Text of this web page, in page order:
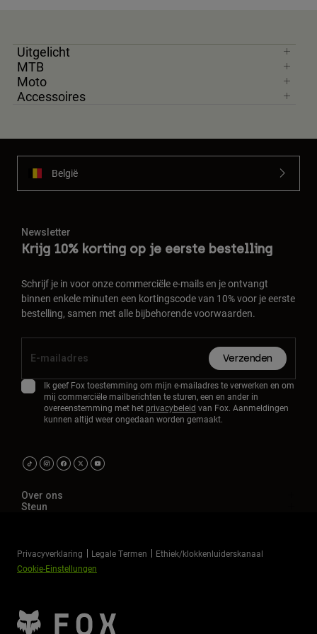
Uitgelicht
MTB
Moto
Accessoires
België
Newsletter
Krijg 10% korting op je eerste bestelling
Schrijf je in voor onze commerciële e-mails en je ontvangt
binnen enkele minuten een kortingscode van 10% voor je eerste
bestelling, samen met alle bijbehorende voorwaarden.
Verzenden
Ik geef Fox toestemming om mijn e-mailadres te verwerken en om
mij commerciële mailberichten te sturen, een en ander in
overeenstemming met het privacybeleid van Fox. Aanmeldingen
kunnen altijd weer ongedaan worden gemaakt.
Over ons
Steun
Privacyverklaring Legale Termen
Ethiek/klokkenluiderskanaal
Cookie-Einstellungen